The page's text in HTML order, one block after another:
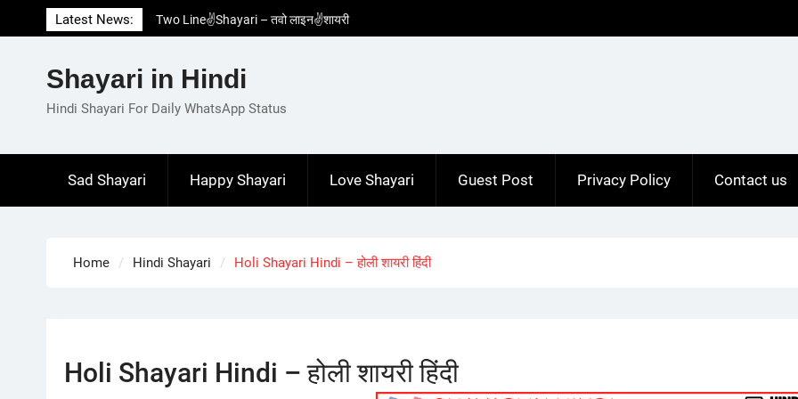
to
Latest News:
Two Line✌️Shayari – तवो लाइन✌️शायरी
Love😓Lines In Hindi – लव😓लाइन्स इन हिंदी
Love🥳Poetry In Hindi – लव🥳पोएट्री इन हिंदी
1 Line☝️Shayari In Hindi – १ लाइन☝️शायरी इन
Shayari in Hindi
Hindi Shayari For Daily WhatsApp Status
Sad Shayari Happy Shayari Love Shayari Guest Post Privacy Policy Contact us
Home Hindi Shayari Holi Shayari Hindi – होली शायरी हिंदी
Holi Shayari Hindi – होली शायरी हिंदी